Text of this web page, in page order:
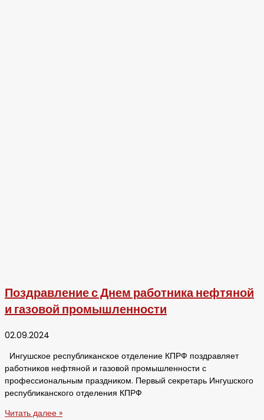
Поздравление с Днем работника нефтяной
и газовой промышленности
02.09.2024
Ингушское республиканское отделение КПРФ поздравляет
работников нефтяной и газовой промышленности с
профессиональным праздником. Первый секретарь Ингушского
республиканского отделения КПРФ
Читать далее »